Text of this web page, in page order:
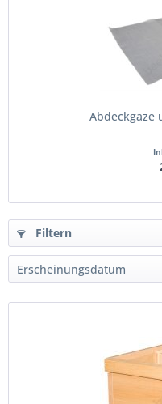
Abdeckgaze
Filtern